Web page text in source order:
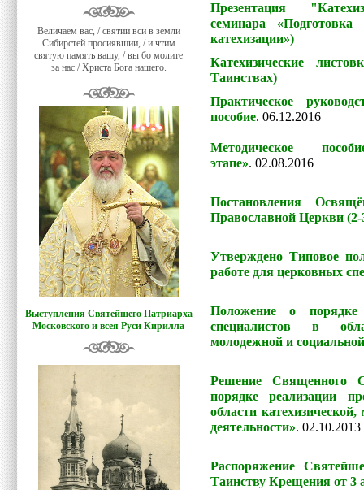
Величаем вас, / святии вси в земли
Сибирстей просиявшии, / и чтим
святую память вашу, / вы бо молите
за нас / Христа Бога нашего.
Выступления Святейшего Патриарха
Московского и всея Руси Кирилла
Презентация
семинара
катехизации»)
Катехизические
Таинствах)
Практическое
пособие. 06.12.2016
Методическое
этапе». 02.08.2016
Постановления
Православной Церкви (2-
Утверждено Типовое
работе для церковных
Положение о порядке
специалистов в
молодежной и
Решение Священного
порядке реализации
области
деятельности». 02.10.2013
Распоряжение
Таинству Крещения от 3